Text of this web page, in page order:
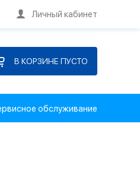
Личный кабинет
В КОРЗИНЕ ПУСТО
обслуживание